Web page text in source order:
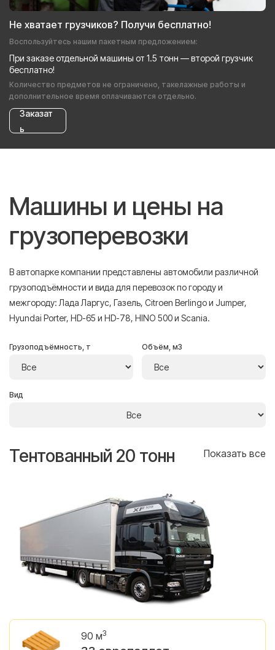
Не хватает грузчиков? Получи бесплатно!
Воспользуйтесь нашим пакетным предложением:
При заказе отдельной машины от 1.5 тонн — второй грузчик
бесплатно!
Количество предметов не ограничено, такелажные работы и
дополнительное время оплачиваются отдельно.
Заказат
ь
Машины и цены на
грузоперевозки
В автопарке компании представлены автомобили различной
грузоподъёмности и вида для перевозок по городу и
межгороду: Лада Ларгус, Газель, Citroen Berlingo и Jumper,
Hyundai Porter, HD-65 и HD-78, HINO 500 и Scania.
Грузоподъёмность, т Объём, м3
Вид
Тентованный 20 тонн Показать все
90 м3